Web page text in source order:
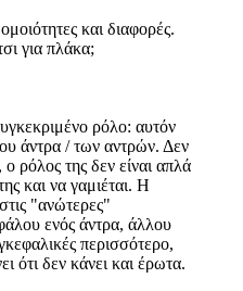
και διαφορές.
για πλάκα;
ρόλο: αυτόν
άντρα / των αντρών. Δεν
ρόλος της δεν είναι απλά
και να γαμιέται. Η
"ανώτερες"
ενός άντρα, άλλου
περισσότερο,
ότι δεν κάνει και έρωτα.